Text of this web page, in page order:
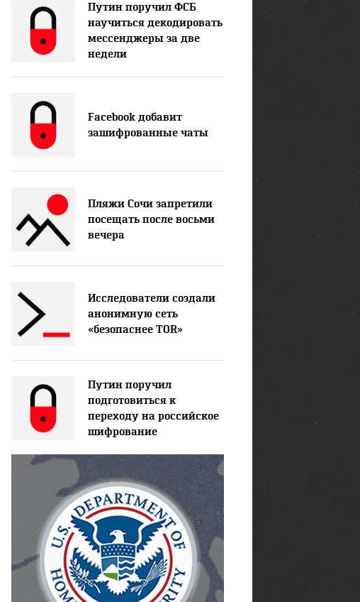
Путин поручил ФСБ
научиться декодировать
мессенджеры за две
недели
Facebook добавит
зашифрованные чаты
Пляжи Сочи запретили
посещать после восьми
вечера
Исследователи создали
анонимную сеть
«безопаснее TOR»
Путин поручил
подготовиться к
переходу на российское
шифрование